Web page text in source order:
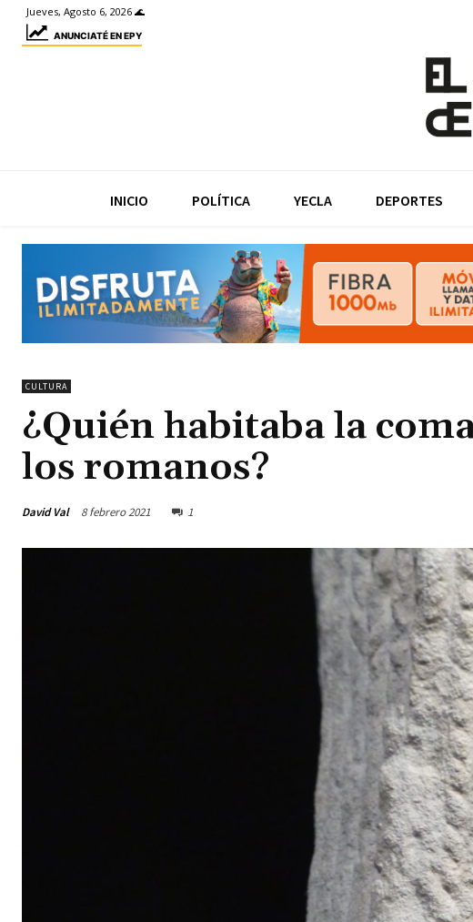
Jueves, Agosto 6, 2026 🌊
ANUNCIATÉ EN EPY
INICIO POLÍTICA YECLA DEPORTES
CULTURA
¿Quién habitaba la
los romanos?
David Val 8 febrero 2021 1